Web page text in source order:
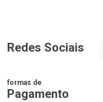
Redes Sociais
formas de
Pagamento